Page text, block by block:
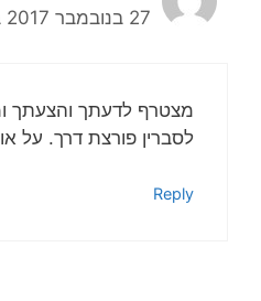
27 בנובמבר 2017 בשעה 16:01
מצטרף לדעתך והצעתך
לסברין פורצת דרך. על
Reply